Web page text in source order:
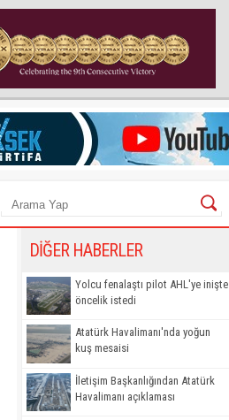
DİĞER HABERLER
Yolcu fenalaştı pilot AHL'ye inişte
öncelik istedi
Atatürk Havalimanı'nda yoğun
kuş mesaisi
İletişim Başkanlığından Atatürk
Havalimanı açıklaması